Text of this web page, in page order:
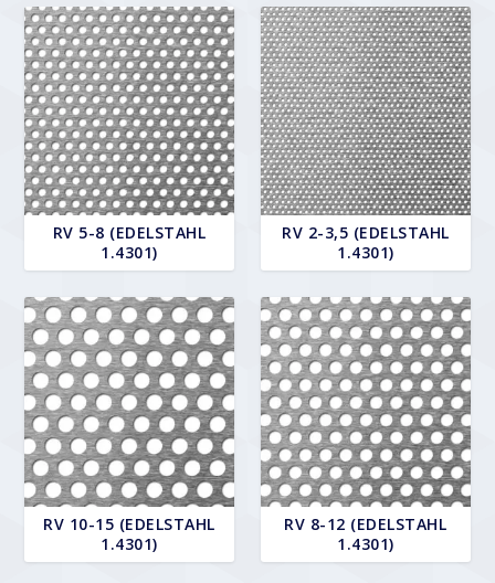
RV 5-8 (EDELSTAHL
1.4301)
RV 2-3,5 (EDELSTAHL
1.4301)
RV 10-15 (EDELSTAHL
1.4301)
RV 8-12 (EDELSTAHL
1.4301)